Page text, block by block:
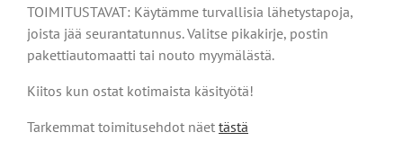
TOIMITUSTAVAT: Käytämme turvallisia lähetystapoja,
joista jää seurantatunnus. Valitse pikakirje, postin
pakettiautomaatti tai nouto myymälästä.
Kiitos kun ostat kotimaista käsityötä!
Tarkemmat toimitusehdot näet tästä